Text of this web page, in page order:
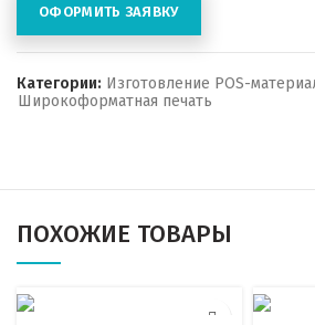
ОФОРМИТЬ ЗАЯВКУ
Категории: Изготовление POS-
Широкоформатная печать
ПОХОЖИЕ ТОВАРЫ